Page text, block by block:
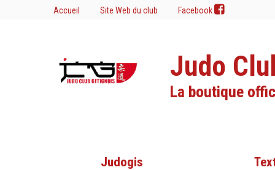
Accueil Site Web du club Facebook
Judo
La boutique
Judogis